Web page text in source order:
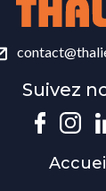
Suivez
Accueil